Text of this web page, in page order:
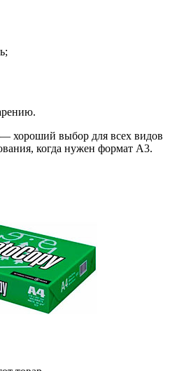
хороший выбор для всех видов
когда нужен формат А3.